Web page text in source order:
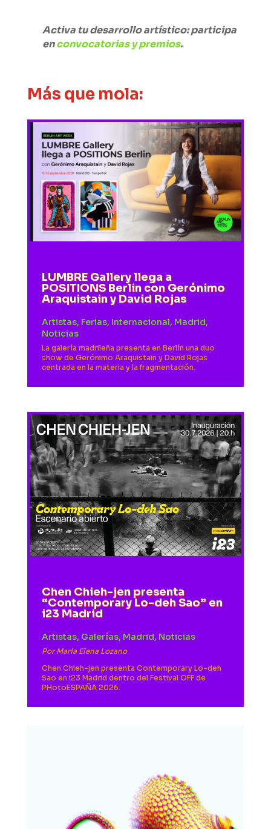
Activa tu desarrollo artístico: participa
enconvocatorias y premios.
Más que mola:
LUMBRE Gallery llega a
POSITIONS Berlin con Gerónimo
Araquistain y David Rojas
Artistas, Ferias, Internacional, Madrid,
Noticias
La galería madrileña presenta en Berlín una duo
show de Gerónimo Araquistain y David Rojas
centrada en la materia y la fragmentación.
Chen Chieh-jen presenta
“Contemporary Lo-deh Sao” en
i23 Madrid
Artistas, Galerías, Madrid, Noticias
PorMaría Elena Lozano
Chen Chieh-jen presenta Contemporary Lo-deh
Sao en i23 Madrid dentro del Festival OFF de
PHotoESPAÑA 2026.